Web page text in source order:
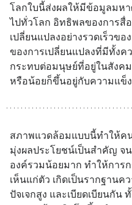
โลกใบนี้ส่งผลให้มีข้อมูลมห
ไปทั่วโลก อิทธิพลของการสื่
เปลี่ยนแปลงอย่างรวดเร็วข
ของการเปลี่ยนแปลงที่มีทั้งค
กระทบต่อมนุษย์ที่อยู่ในสังค
หรือน้อยก็ขึ้นอยู่กับความแข็
สภาพแวดล้อมแบบนี้ทำให้ค
มุ่งผลประโยชน์เป็นสำคัญ จ
องค์รวมน้อยมาก ทำให้การ
เห็นแก่ตัว เกิดเป็นรากฐาน
ปัจเจกสูง และเบียดเบียนกั